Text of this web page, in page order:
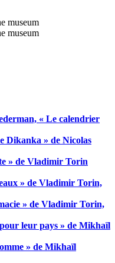
« Le calendrier
Dikanka » de Nicolas
» de Vladimir Torin
» de Vladimir Torin,
» de Vladimir Torin,
leur pays » de Mikhaïl
» de Mikhaïl